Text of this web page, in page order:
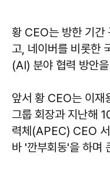
황 CEO는 방한 기간
고, 네이버를 비롯한
(AI) 분야 협력 방안
앞서 황 CEO는 이재
그룹 회장과 지난해
력체(APEC) CEO
바 '깐부회동'을 하며